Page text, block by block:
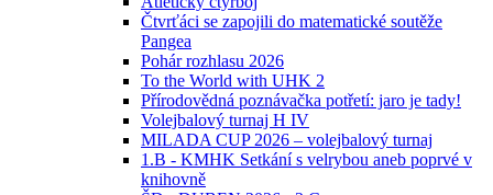
Čtvrťáci se zapojili do matematické soutěže
Pangea
Pohár rozhlasu 2026
To the World with UHK 2
Přírodovědná poznávačka potřetí: jaro je tady!
Volejbalový turnaj H IV
MILADA CUP 2026 – volejbalový turnaj
1.B - KMHK Setkání s velrybou aneb poprvé v
knihovně